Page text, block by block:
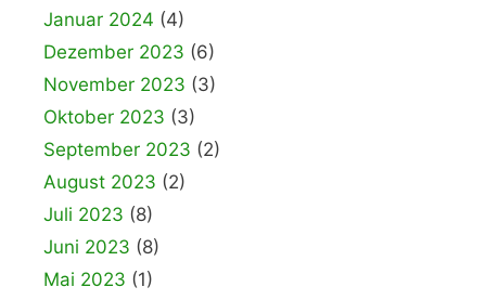
Januar 2024 (4)
Dezember 2023 (6)
November 2023 (3)
Oktober 2023 (3)
September 2023 (2)
August 2023 (2)
Juli 2023 (8)
Juni 2023 (8)
Mai 2023 (1)